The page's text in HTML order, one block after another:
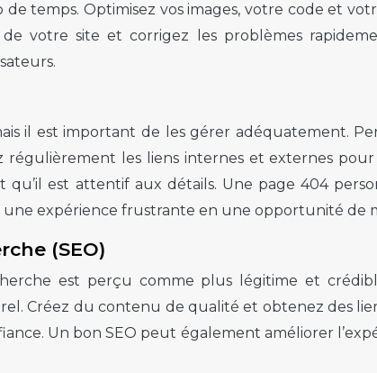
temps. Optimisez vos images, votre code et
votre site et corrigez les problèmes
il est important de les gérer adéquatement.
régulièrement les liens internes et externes
qu’il est attentif aux détails. Une page 404
expérience frustrante en une opportunité de
(SEO)
est perçu comme plus légitime et
Créez du contenu de qualité et obtenez des
Un bon SEO peut également améliorer